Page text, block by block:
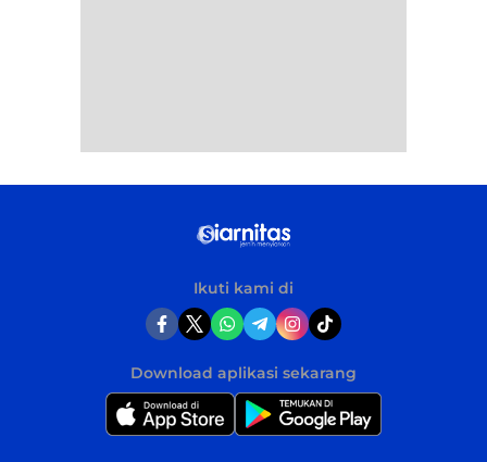
Ikuti kami di
Download aplikasi sekarang